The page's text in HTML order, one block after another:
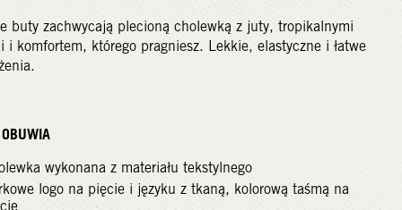
buty zachwycają plecioną cholewką z juty, tropikalnymi
i komfortem, którego pragniesz. Lekkie, elastyczne i łatwe
wykonana z materiału tekstylnego
logo na pięcie i języku z tkaną, kolorową taśmą na